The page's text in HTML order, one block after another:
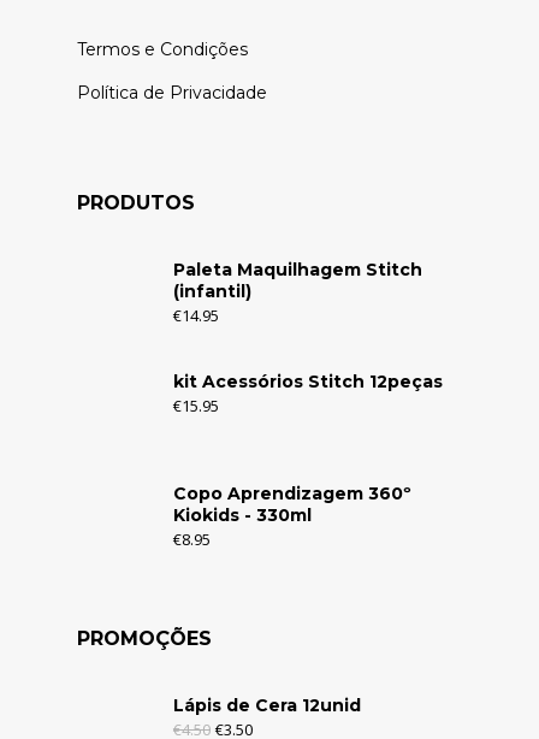
Termos e Condições
Política de Privacidade
PRODUTOS
Paleta Maquilhagem Stitch
(infantil)
€14.95
kit Acessórios Stitch 12peças
€15.95
Copo Aprendizagem 360º
Kiokids - 330ml
€8.95
PROMOÇÕES
Lápis de Cera 12unid
€4.50 €3.50